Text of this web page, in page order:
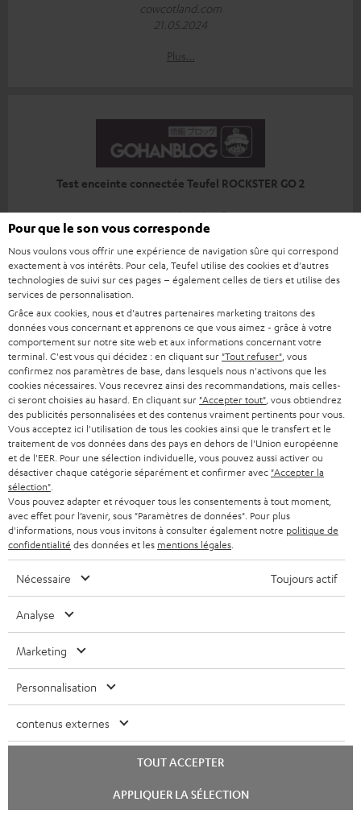
cowcotland.com
21.05.2024
Plus…
Test enceinte connectée Teufel ROCKSTER GO 2
www.gohanblog.fr
22.04.2024
Plus…
Rockster Go 2 : une enceinte insubmersible
cnetfrance.fr
10.04.2024
Plus…
TEUFEL ROCKSTER GO 2 POUR LES AMOUREUX DE LA
Teufel Rockster Go 2 Haut-parleur Bluetooth
chat
Pour que le son vous corresponde
Nous voulons vous offrir une expérience de navigation sûre qui correspond
exactement à vos intérêts. Pour cela, Teufel utilise des cookies et d'autres
technologies de suivi sur ces pages – également celles de tiers et utilise des
services de personnalisation.
Grâce aux cookies, nous et d'autres partenaires marketing traitons des
données vous concernant et apprenons ce que vous aimez - grâce à votre
comportement sur notre site web et aux informations concernant votre
terminal. C'est vous qui décidez : en cliquant sur "Tout refuser" , vous
confirmez nos paramètres de base, dans lesquels nous n'activons que les
cookies nécessaires. Vous recevrez ainsi des recommandations, mais celles-
ci seront choisies au hasard. En cliquant sur "Accepter tout" , vous obtiendrez
des publicités personnalisées et des contenus vraiment pertinents pour vous.
Vous acceptez ici l'utilisation de tous les cookies ainsi que le transfert et le
traitement de vos données dans des pays en dehors de l'Union européenne
et de l'EER. Pour une sélection individuelle, vous pouvez aussi activer ou
désactiver chaque catégorie séparément et confirmer avec "Accepter la
sélection"
Vous pouvez adapter et révoquer tous les consentements à tout moment,
avec effet pour l’avenir, sous "Paramètres de données". Pour plus
d'informations, nous vous invitons à consulter également notre politique de
confidentialité des données et les mentions légales
Nécessaire Toujours actif
Analyse
Marketing
Personnalisation
contenus externes
TOUT ACCEPTER
APPLIQUER LA SÉLECTION